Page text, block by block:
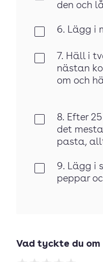
den och
6. Lägg i
7. Häll i
nästan
om och
8. Efter
det
pasta,
9. Lägg i
peppar
Vad tyckte du